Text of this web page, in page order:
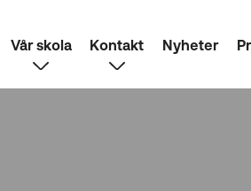
Vår skola Kontakt Nyheter